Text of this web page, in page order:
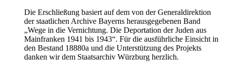
Die Erschließung basiert auf dem von der Generaldirektion
der staatlichen Archive Bayerns herausgegebenen Band
„Wege in die Vernichtung. Die Deportation der Juden aus
Mainfranken 1941 bis 1943“. Für die ausführliche Einsicht in
den Bestand 18880a und die Unterstützung des Projekts
danken wir dem Staatsarchiv Würzburg herzlich.